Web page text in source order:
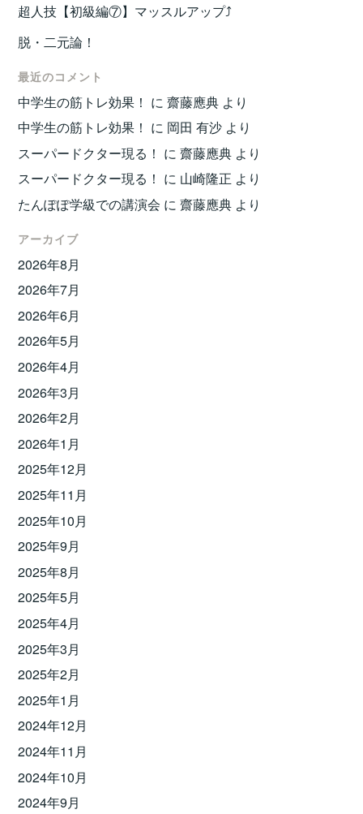
超人技【初級編⑦】マッスルアップ⤴️
脱・二元論！
最近のコメント
中学生の筋トレ効果！ に齋藤應典 より
中学生の筋トレ効果！ に 岡田 有沙 より
スーパードクター現る！ に齋藤應典 より
スーパードクター現る！ に 山崎隆正 より
たんぽぽ学級での講演会 に齋藤應典 より
アーカイブ
2026年8月
2026年7月
2026年6月
2026年5月
2026年4月
2026年3月
2026年2月
2026年1月
2025年12月
2025年11月
2025年10月
2025年9月
2025年8月
2025年5月
2025年4月
2025年3月
2025年2月
2025年1月
2024年12月
2024年11月
2024年10月
2024年9月